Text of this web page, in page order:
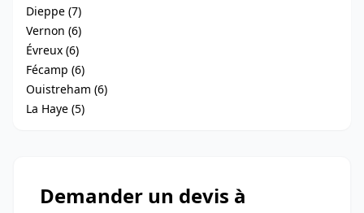
Dieppe (7)
Vernon (6)
Évreux (6)
Fécamp (6)
Ouistreham (6)
La Haye (5)
Demander un devis à